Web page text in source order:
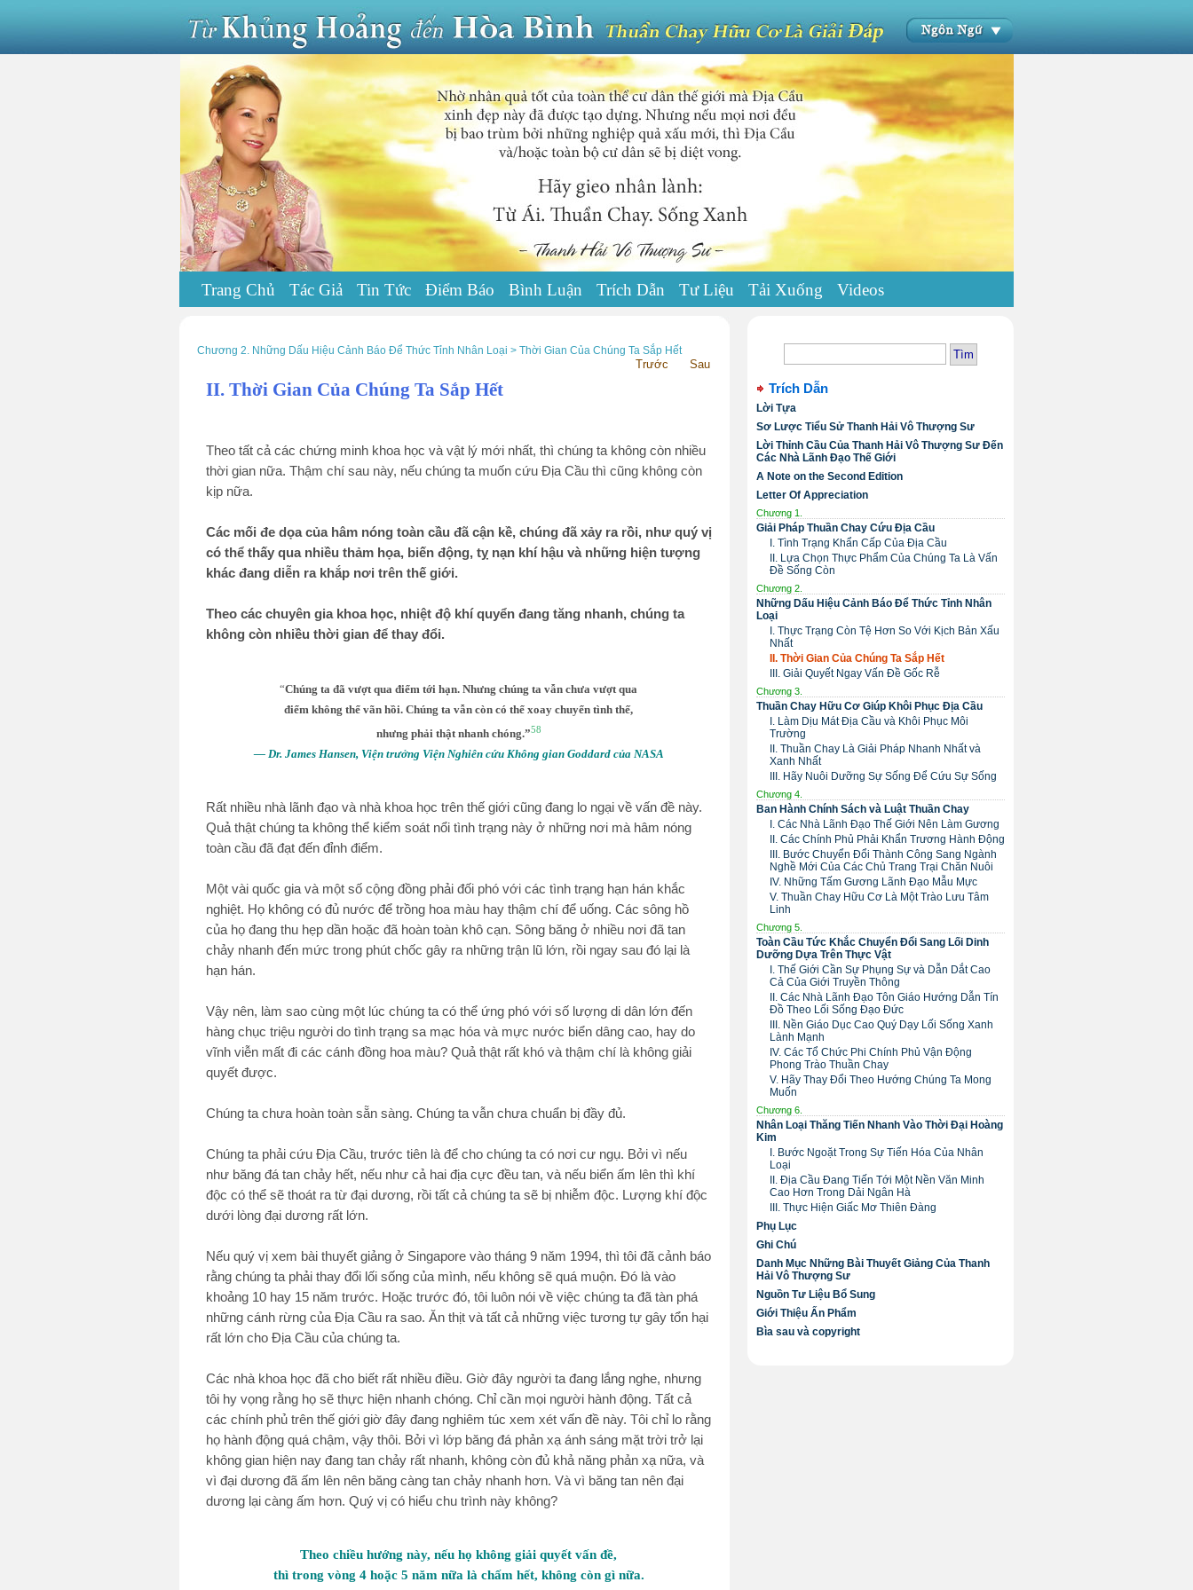
Trang Chủ Tác Giả Tin Tức Điểm Báo Bình Luận Trích Dẫn Tư Liệu Tải Xuống Videos
Chương 2. Những Dấu Hiệu Cảnh Báo Để Thức Tỉnh Nhân Loại > Thời Gian Của Chúng Ta Sắp Hết
Trước Sau
II. Thời Gian Của Chúng Ta Sắp Hết
Theo tất cả các chứng minh khoa học và vật lý mới nhất, thì chúng ta không còn nhiều
thời gian nữa. Thậm chí sau này, nếu chúng ta muốn cứu Địa Cầu thì cũng không còn
kịp nữa.
Các mối đe dọa của hâm nóng toàn cầu đã cận kề, chúng đã xảy ra rồi, như quý vị
có thể thấy qua nhiều thảm họa, biến động, tỵ nạn khí hậu và những hiện tượng
khác đang diễn ra khắp nơi trên thế giới.
Theo các chuyên gia khoa học, nhiệt độ khí quyển đang tăng nhanh, chúng ta
không còn nhiều thời gian để thay đổi.
“Chúng ta đã vượt qua điểm tới hạn. Nhưng chúng ta vẫn chưa vượt qua
điểm không thể vãn hồi. Chúng ta vẫn còn có thể xoay chuyển tình thế,
nhưng phải thật nhanh chóng.”58
— Dr. James Hansen, Viện trưởng Viện Nghiên cứu Không gian Goddard của NASA
Rất nhiều nhà lãnh đạo và nhà khoa học trên thế giới cũng đang lo ngại về vấn đề này.
Quả thật chúng ta không thể kiểm soát nổi tình trạng này ở những nơi mà hâm nóng
toàn cầu đã đạt đến đỉnh điểm.
Một vài quốc gia và một số cộng đồng phải đối phó với các tình trạng hạn hán khắc
nghiệt. Họ không có đủ nước để trồng hoa màu hay thậm chí để uống. Các sông hồ
của họ đang thu hẹp dần hoặc đã hoàn toàn khô cạn. Sông băng ở nhiều nơi đã tan
chảy nhanh đến mức trong phút chốc gây ra những trận lũ lớn, rồi ngay sau đó lại là
hạn hán.
Vậy nên, làm sao cùng một lúc chúng ta có thể ứng phó với số lượng di dân lớn đến
hàng chục triệu người do tình trạng sa mạc hóa và mực nước biển dâng cao, hay do
vĩnh viễn mất đi các cánh đồng hoa màu? Quả thật rất khó và thậm chí là không giải
quyết được.
Chúng ta chưa hoàn toàn sẵn sàng. Chúng ta vẫn chưa chuẩn bị đầy đủ.
Chúng ta phải cứu Địa Cầu, trước tiên là để cho chúng ta có nơi cư ngụ. Bởi vì nếu
như băng đá tan chảy hết, nếu như cả hai địa cực đều tan, và nếu biển ấm lên thì khí
độc có thể sẽ thoát ra từ đại dương, rồi tất cả chúng ta sẽ bị nhiễm độc. Lượng khí độc
dưới lòng đại dương rất lớn.
Nếu quý vị xem bài thuyết giảng ở Singapore vào tháng 9 năm 1994, thì tôi đã cảnh báo
rằng chúng ta phải thay đổi lối sống của mình, nếu không sẽ quá muộn. Đó là vào
khoảng 10 hay 15 năm trước. Hoặc trước đó, tôi luôn nói về việc chúng ta đã tàn phá
những cánh rừng của Địa Cầu ra sao. Ăn thịt và tất cả những việc tương tự gây tổn hại
rất lớn cho Địa Cầu của chúng ta.
Các nhà khoa học đã cho biết rất nhiều điều. Giờ đây người ta đang lắng nghe, nhưng
tôi hy vọng rằng họ sẽ thực hiện nhanh chóng. Chỉ cần mọi người hành động. Tất cả
các chính phủ trên thế giới giờ đây đang nghiêm túc xem xét vấn đề này. Tôi chỉ lo rằng
họ hành động quá chậm, vậy thôi. Bởi vì lớp băng đá phản xạ ánh sáng mặt trời trở lại
không gian hiện nay đang tan chảy rất nhanh, không còn đủ khả năng phản xạ nữa, và
vì đại dương đã ấm lên nên băng càng tan chảy nhanh hơn. Và vì băng tan nên đại
dương lại càng ấm hơn. Quý vị có hiểu chu trình này không?
Theo chiều hướng này, nếu họ không giải quyết vấn đề,
thì trong vòng 4 hoặc 5 năm nữa là chấm hết, không còn gì nữa.
Trích Dẫn
Lời Tựa
Sơ Lược Tiểu Sử Thanh Hải Vô Thượng Sư
Lời Thỉnh Cầu Của Thanh Hải Vô Thượng Sư Đến
Các Nhà Lãnh Đạo Thế Giới
A Note on the Second Edition
Letter Of Appreciation
Chương 1.
Giải Pháp Thuần Chay Cứu Địa Cầu
I. Tình Trạng Khẩn Cấp Của Địa Cầu
II. Lựa Chọn Thực Phẩm Của Chúng Ta Là Vấn
Đề Sống Còn
Chương 2.
Những Dấu Hiệu Cảnh Báo Để Thức Tỉnh Nhân
Loại
I. Thực Trạng Còn Tệ Hơn So Với Kịch Bản Xấu
Nhất
II. Thời Gian Của Chúng Ta Sắp Hết
III. Giải Quyết Ngay Vấn Đề Gốc Rễ
Chương 3.
Thuần Chay Hữu Cơ Giúp Khôi Phục Địa Cầu
I. Làm Dịu Mát Địa Cầu và Khôi Phục Môi
Trường
II. Thuần Chay Là Giải Pháp Nhanh Nhất và
Xanh Nhất
III. Hãy Nuôi Dưỡng Sự Sống Để Cứu Sự Sống
Chương 4.
Ban Hành Chính Sách và Luật Thuần Chay
I. Các Nhà Lãnh Đạo Thế Giới Nên Làm Gương
II. Các Chính Phủ Phải Khẩn Trương Hành Động
III. Bước Chuyển Đổi Thành Công Sang Ngành
Nghề Mới Của Các Chủ Trang Trại Chăn Nuôi
IV. Những Tấm Gương Lãnh Đạo Mẫu Mực
V. Thuần Chay Hữu Cơ Là Một Trào Lưu Tâm
Linh
Chương 5.
Toàn Cầu Tức Khắc Chuyển Đổi Sang Lối Dinh
Dưỡng Dựa Trên Thực Vật
I. Thế Giới Cần Sự Phụng Sự và Dẫn Dắt Cao
Cả Của Giới Truyền Thông
II. Các Nhà Lãnh Đạo Tôn Giáo Hướng Dẫn Tín
Đồ Theo Lối Sống Đạo Đức
III. Nền Giáo Dục Cao Quý Dạy Lối Sống Xanh
Lành Mạnh
IV. Các Tổ Chức Phi Chính Phủ Vận Động
Phong Trào Thuần Chay
V. Hãy Thay Đổi Theo Hướng Chúng Ta Mong
Muốn
Chương 6.
Nhân Loại Thăng Tiến Nhanh Vào Thời Đại Hoàng
Kim
I. Bước Ngoặt Trong Sự Tiến Hóa Của Nhân
Loại
II. Địa Cầu Đang Tiến Tới Một Nền Văn Minh
Cao Hơn Trong Dải Ngân Hà
III. Thực Hiện Giấc Mơ Thiên Đàng
Phụ Lục
Ghi Chú
Danh Mục Những Bài Thuyết Giảng Của Thanh
Hải Vô Thượng Sư
Nguồn Tư Liệu Bổ Sung
Giới Thiệu Ấn Phẩm
Bìa sau và copyright